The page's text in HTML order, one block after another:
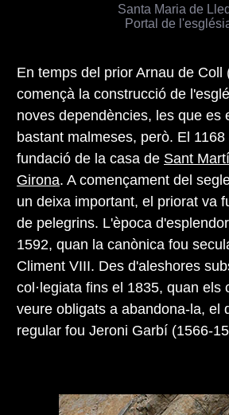
En temps del prior Arnau de Coll
començà la construcció de
noves dependències, les que es
bastant malmeses, però. El
fundació de la casa de Sant
Girona. A començament del
un deixa important, el priorat va
de pelegrins. L'època
1592, quan la canònica fou
Climent VIII. Des d'aleshores
col·legiata fins el 1835, quan els
veure obligats a abandona-la, el
regular fou Jeroni Garbí (1566-
Santa Maria de
Portal de